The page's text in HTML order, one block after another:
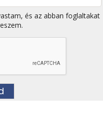
és az abban foglaltakat